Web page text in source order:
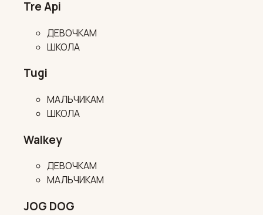
Tre Api
ДЕВОЧКАМ
ШКОЛА
Tugi
МАЛЬЧИКАМ
ШКОЛА
Walkey
ДЕВОЧКАМ
МАЛЬЧИКАМ
JOG DOG